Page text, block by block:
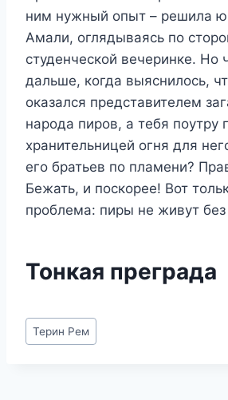
ним нужный опыт – решила
Амали, оглядываясь по
студенческой вечеринке. Но
дальше, когда выяснилось,
оказался представителем
народа пиров, а тебя поутру
хранительницей огня для
его братьев по пламени?
Бежать, и поскорее! Вот
проблема: пиры не живут
Тонкая преграда
Метки
записи:
Терин Рем